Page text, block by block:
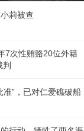
莉被查
7次性贿赂20位外籍
准”，已对仁爱礁破船